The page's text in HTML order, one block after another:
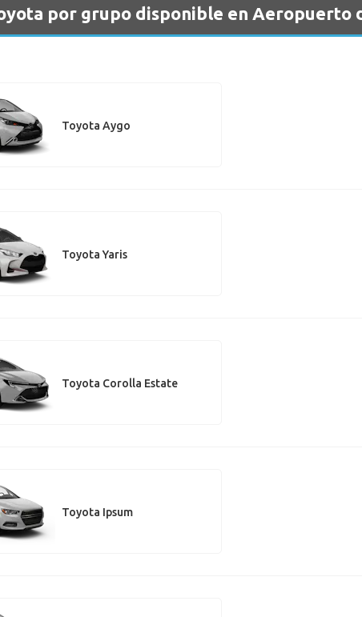
por grupo disponible en Aeropuerto
Toyota Aygo
Toyota Yaris
Toyota Corolla Estate
Toyota Ipsum